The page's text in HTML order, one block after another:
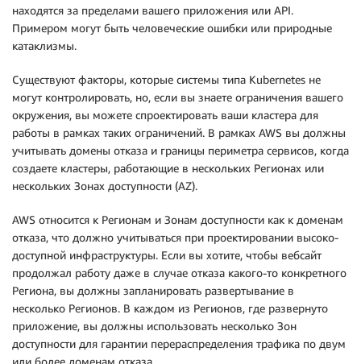
находятся за пределами вашего приложения или API.
Примером могут быть человеческие ошибки или природные
катаклизмы.
Существуют факторы, которые системы типа Kubernetes не
могут контролировать, но, если вы знаете ограничения вашего
окружения, вы можете спроектировать ваши кластера для
работы в рамках таких ограничений. В рамках AWS вы должны
учитывать домены отказа и границы периметра сервисов, когда
создаете кластеры, работающие в нескольких Регионах или
нескольких Зонах доступности (AZ).
AWS относится к Регионам и Зонам доступности как к доменам
отказа, что должно учитываться при проектировании высоко-
доступной инфраструктуры. Если вы хотите, чтобы вебсайт
продолжал работу даже в случае отказа какого-то конкретного
Региона, вы должны запланировать развертывание в
несколько Регионов. В каждом из Регионов, где развернуто
приложение, вы должны использовать несколько Зон
доступности для гарантии перераспределения трафика по двум
или более доменам отказа.